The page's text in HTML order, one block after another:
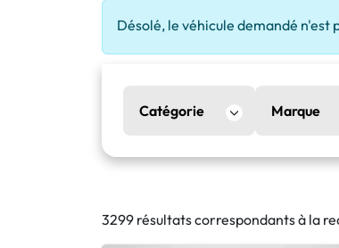
Désolé, le véhicule demandé n'est
Catégorie Marque
3299 résultats correspondants à la